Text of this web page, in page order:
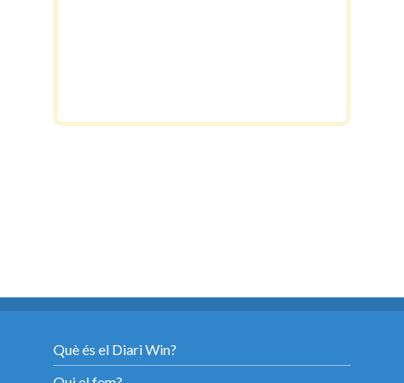
Què és el Diari Win?